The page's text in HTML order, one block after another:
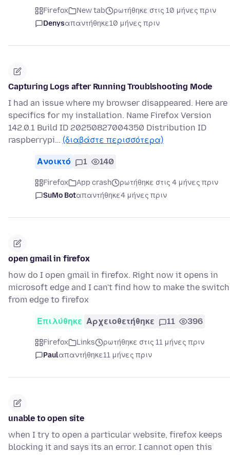
Firefox New tab
ρωτήθηκε στις 10 μήνες πριν
Denysαπαντήθηκε10 μήνες πριν
Capturing Logs after Running Troublshooting Mode
I had an issue where my browser disappeared. Here are
specifics for my installation. Name Firefox Version
142.0.1 Build ID 20250827004350 Distribution ID
raspberrypi… (διαβάστε περισσότερα)
Ανοικτό 1 140
Firefox App crash
ρωτήθηκε στις 4 μήνες πριν
SuMo Botαπαντήθηκε4 μήνες πριν
open gmail in firefox
how do I open gmail in firefox. Right now it opens in
microsoft edge and I can't find how to make the switch
from edge to firefox
Επιλύθηκε Αρχειοθετήθηκε 11 396
Firefox Links
ρωτήθηκε στις 11 μήνες πριν
Paulαπαντήθηκε11 μήνες πριν
unable to open site
when I try to open a particular website, firefox keeps
blocking it and says its an error. I cannot open this